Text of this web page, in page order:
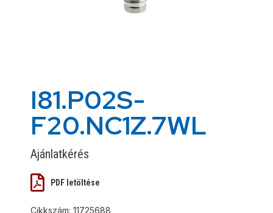
I81.P02S-
F20.NC1Z.7WL
Ajánlatkérés
PDF letöltése
Cikkszám: 11725688